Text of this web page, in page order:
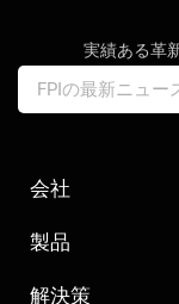
実績ある革
会社
製品
解決策